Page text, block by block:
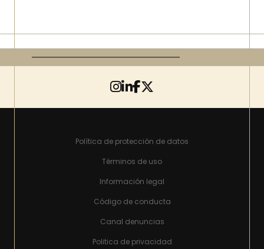
Política de protección de datos
Términos de uso
Información legal
Código de conducta
Canal denuncias
Politica de privacidad